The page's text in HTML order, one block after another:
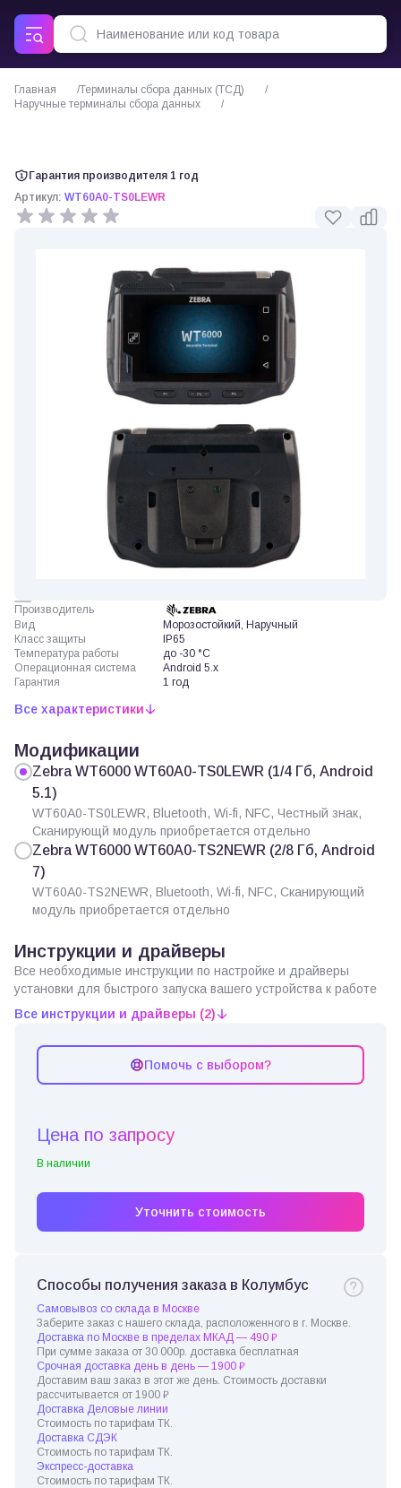
Главная
Терминалы сбора данных (ТСД)
Наручные терминалы сбора данных
Гарантия производителя 1 год
Артикул: WT60A0-TS0LEWR
Производитель
Вид
Морозостойкий, Наручный
Класс защиты
IP65
Температура работы
до -30 °C
Операционная система
Android 5.x
Гарантия
1 год
Все характеристики
Модификации
Zebra WT6000 WT60A0-TS0LEWR (1/4 Гб, Android
5.1)
WT60A0-TS0LEWR, Bluetooth, Wi-fi, NFC, Честный знак,
Сканирующй модуль приобретается отдельно
Zebra WT6000 WT60A0-TS2NEWR (2/8 Гб, Android
7)
WT60A0-TS2NEWR, Bluetooth, Wi-fi, NFC, Сканирующий
модуль приобретается отдельно
Инструкции и драйверы
Все необходимые инструкции по настройке и драйверы
установки для быстрого запуска вашего устройства к работе
Все инструкции и драйверы (2)
Помочь с выбором?
Цена по запросу
В наличии
Уточнить стоимость
Способы получения заказа в Колумбус
Самовывоз со склада в Москве
Заберите заказ с нашего склада, расположенного в г. Москве.
Доставка по Москве в пределах МКАД — 490 ₽
При сумме заказа от 30 000р. доставка бесплатная
Срочная доставка день в день — 1900 ₽
Доставим ваш заказ в этот же день. Стоимость доставки
рассчитывается от 1900 ₽
Доставка Деловые линии
Стоимость по тарифам ТК.
Доставка СДЭК
Стоимость по тарифам ТК.
Экспресс-доставка
Стоимость по тарифам ТК.